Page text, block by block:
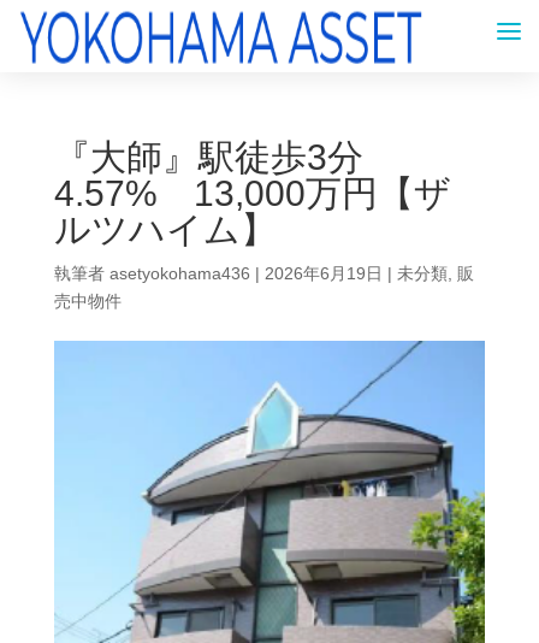
『大師』駅徒歩3分
4.57% 13,000万円【ザ
ルツハイム】
執筆者 asetyokohama436 | 2026年6月19日 | 未分類, 販
売中物件